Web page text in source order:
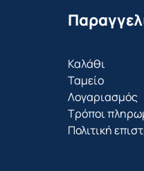
Καλάθι
Ταμείο
Λογαριασμός
Τρόποι
Πολιτική